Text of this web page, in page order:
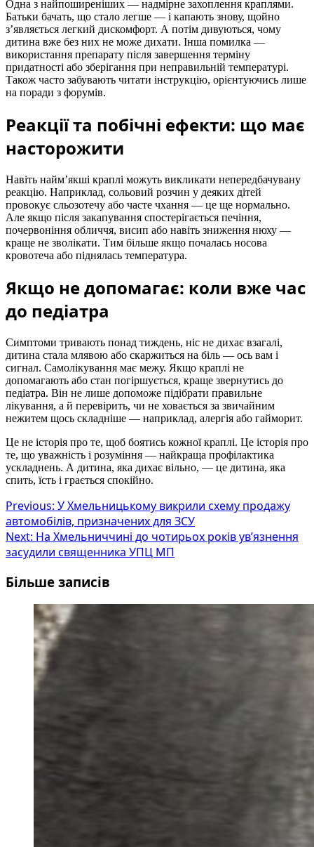
Одна з найпоширеніших — надмірне захоплення краплями.
Батьки бачать, що стало легше — і капають знову, щойно
з’являється легкий дискомфорт. А потім дивуються, чому
дитина вже без них не може дихати. Інша помилка —
використання препарату після завершення терміну
придатності або зберігання при неправильній температурі.
Також часто забувають читати інструкцію, орієнтуючись лише
на поради з форумів.
Реакції та побічні ефекти: що має
насторожити
Навіть найм’якші краплі можуть викликати непередбачувану
реакцію. Наприклад, сольовий розчин у деяких дітей
провокує сльозотечу або часте чхання — це ще нормально.
Але якщо після закапування спостерігається печіння,
почервоніння обличчя, висип або навіть зниження нюху —
краще не зволікати. Тим більше якщо почалась носова
кровотеча або піднялась температура.
Якщо не допомагає: коли вже час
до педіатра
Симптоми тривають понад тиждень, ніс не дихає взагалі,
дитина стала млявою або скаржиться на біль — ось вам і
сигнал. Самолікування має межу. Якщо краплі не
допомагають або стан погіршується, краще звернутись до
педіатра. Він не лише допоможе підібрати правильне
лікування, а й перевірить, чи не ховається за звичайним
нежитем щось складніше — наприклад, алергія або гайморит.
Це не історія про те, щоб боятись кожної краплі. Це історія про
те, що уважність і розуміння — найкраща профілактика
ускладнень. А дитина, яка дихає вільно, — це дитина, яка
спить, їсть і грається спокійно.
Post
navigation
Previous: У Хмельницькому викрили схему продажу
автомобілів, призначених для ЗСУ
Next: На Хмельниччині до чотирьох років ув’язнення
засудили священника УПЦ МП
Більше записів